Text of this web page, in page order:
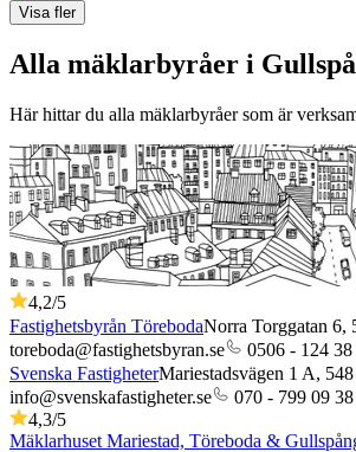
Visa fler
Alla mäklarbyråer i
Här hittar du alla mäklarbyråer som är
4,2/5
Fastighetsbyrån TörebodaNorra Torggatan 6,
toreboda@fastighetsbyran.se
0506 - 124 38
Svenska FastigheterMariestadsvägen 1 A,
info@svenskafastigheter.se
070 - 799 09 38
4,3/5
Mäklarhuset Mariestad, Töreboda &